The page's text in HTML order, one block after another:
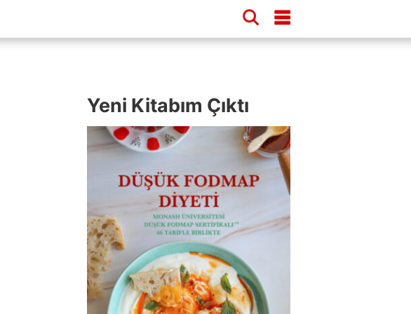
Yeni Kitabım Çıktı